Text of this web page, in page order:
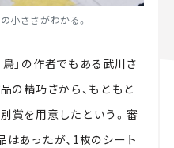
小ささがわかる。
」の作者でもある武川さ
の精巧さから、もともと
賞を用意したという。審
はあったが、1枚のシート